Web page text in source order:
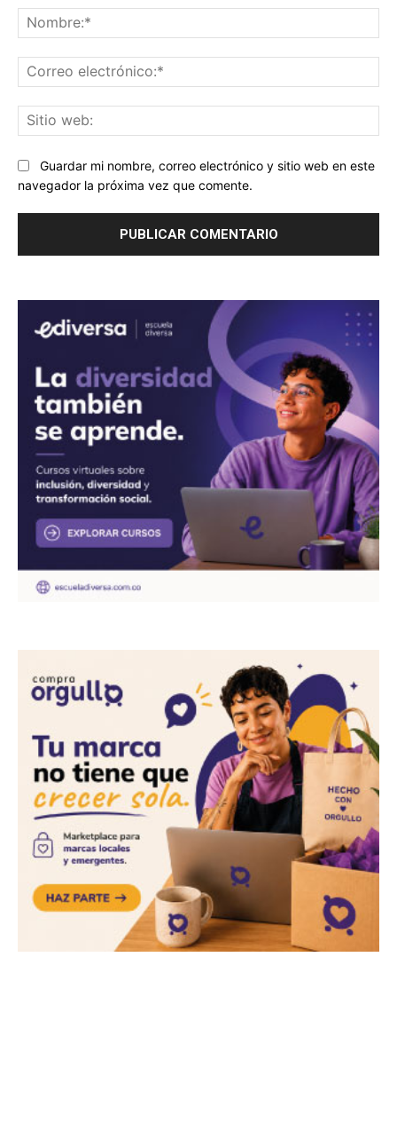
Guardar mi nombre, correo electrónico y sitio web en este
navegador la próxima vez que comente.